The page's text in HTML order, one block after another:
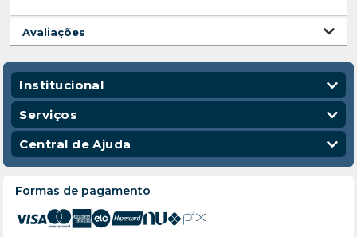
Avaliações
Institucional
Quem Somos
Nossas Lojas
Código de Conduta
Serviços
Vendas Corporativas
Entregas
Central de Ajuda
Política de Privacidade
Política de Troca e Devolução
Política de Frete e Entrega
Atendimento
Formas de pagamento